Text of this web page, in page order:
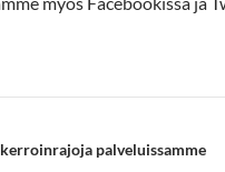
palveluissamme